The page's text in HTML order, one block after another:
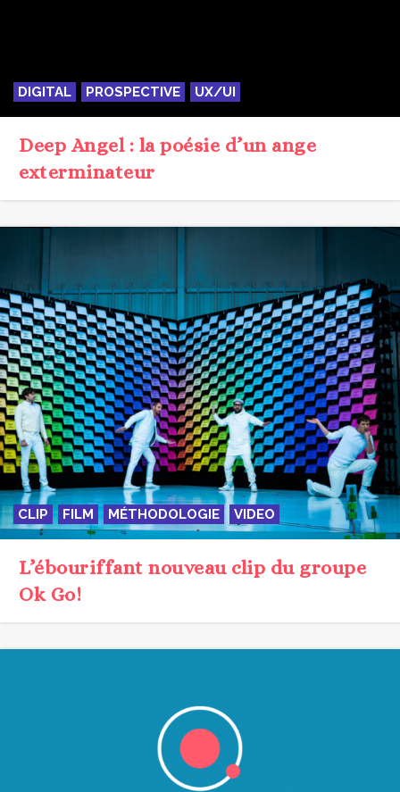
DIGITAL PROSPECTIVE UX/UI
Deep Angel : la poésie d’un ange
exterminateur
CLIP FILM MÉTHODOLOGIE VIDEO
L’ébouriffant nouveau clip du groupe
Ok Go!